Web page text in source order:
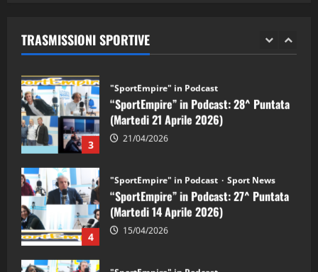
TRASMISSIONI SPORTIVE
2 28/04/2026
3
“SportEmpire” in Podcast: 28^ Puntata
(Martedi 21 Aprile 2026)
4
“SportEmpire” in Podcast: 27^ Puntata
(Martedi 14 Aprile 2026)